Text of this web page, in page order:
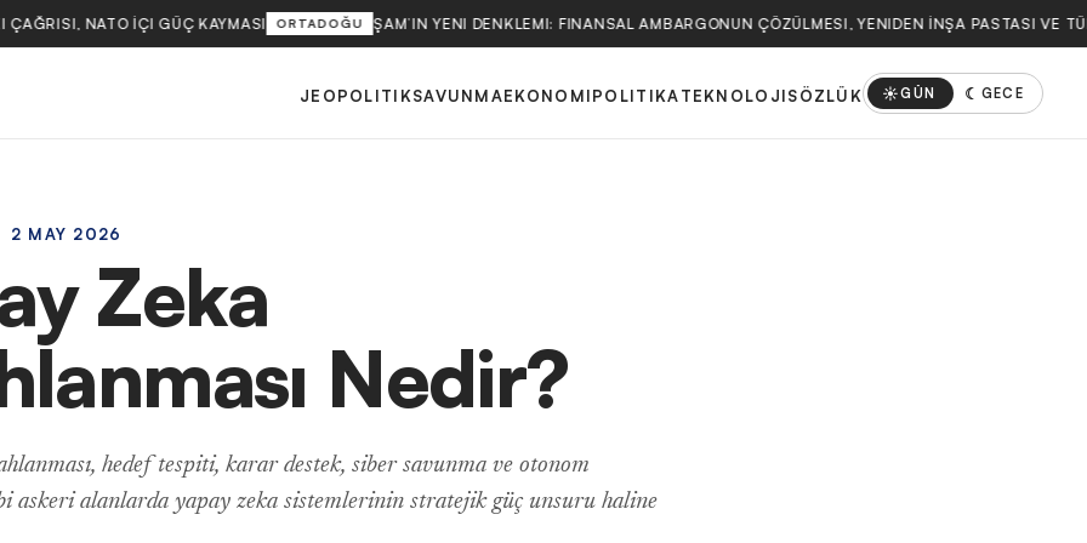
NATO İÇI GÜÇ KAYMASI ORTADOĞU ŞAM’IN YENI DENKLEMI: FINANSAL AMBARGONUN ÇÖZÜLMESI, YENIDEN İNŞA PASTASI VE
JEOPOLITIKSAVUNMAEKONOMIPOLITIKATEKNOLOJISÖZLÜK ☀GÜN ☾ GECE
2 MAY 2026
Zeka
Nedir?
hedef tespiti, karar destek, siber savunma ve otonom
askeri alanlarda yapay zeka sistemlerinin stratejik güç unsuru haline